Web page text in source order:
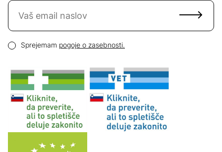
Naročite se na novice
Pogoji zasebnosti
Sprejemam pogoje o zasebnosti.